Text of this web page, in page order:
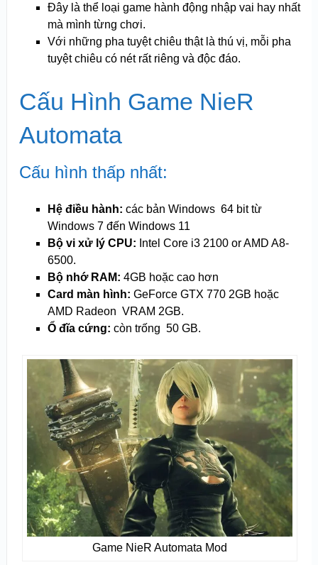
Đây là thể loại game hành động nhập vai hay nhất
mà mình từng chơi.
Với những pha tuyệt chiêu thật là thú vị, mỗi pha
tuyệt chiêu có nét rất riêng và độc đáo.
Cấu Hình Game NieR
Automata
Cấu hình thấp nhất:
Hệ điều hành: các bản Windows 64 bit từ
Windows 7 đến Windows 11
Bộ vi xử lý CPU: Intel Core i3 2100 or AMD A8-
6500.
Bộ nhớ RAM: 4GB hoặc cao hơn
Card màn hình: GeForce GTX 770 2GB hoặc
AMD Radeon VRAM 2GB.
Ổ đĩa cứng: còn trống 50 GB.
Game NieR Automata Mod